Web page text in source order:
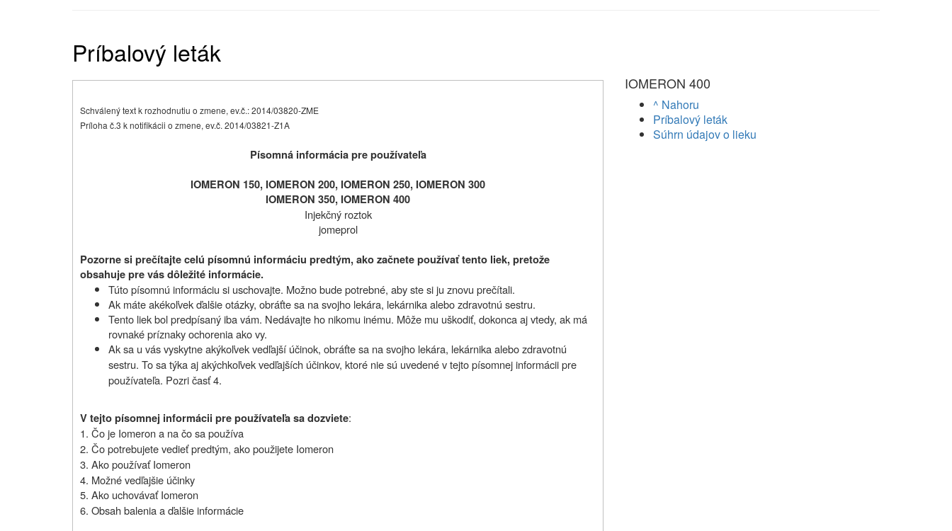
Príbalový leták
Schválený text k rozhodnutiu o zmene, ev.č.: 2014/03820-ZME
Príloha č.3 k notifikácii o zmene, ev.č. 2014/03821-Z1A
Písomná informácia pre používateľa
IOMERON 150, IOMERON 200, IOMERON 250, IOMERON 300
IOMERON 350, IOMERON 400
Injekčný roztok
jomeprol
Pozorne si prečítajte celú písomnú informáciu predtým, ako začnete používať tento liek, pretože
obsahuje pre vás dôležité informácie.
Túto písomnú informáciu si uschovajte. Možno bude potrebné, aby ste si ju znovu prečítali.
Ak máte akékoľvek ďalšie otázky, obráťte sa na svojho lekára, lekárnika alebo zdravotnú sestru.
Tento liek bol predpísaný iba vám. Nedávajte ho nikomu inému. Môže mu uškodiť, dokonca aj vtedy, ak má
rovnaké príznaky ochorenia ako vy.
Ak sa u vás vyskytne akýkoľvek vedľajší účinok, obráťte sa na svojho lekára, lekárnika alebo zdravotnú
sestru. To sa týka aj akýchkoľvek vedľajších účinkov, ktoré nie sú uvedené v tejto písomnej informácii pre
používateľa. Pozri časť 4.
V tejto písomnej informácii pre používateľa sa dozviete:
1. Čo je Iomeron a na čo sa používa
2. Čo potrebujete vedieť predtým, ako použijete Iomeron
3. Ako používať Iomeron
4. Možné vedľajšie účinky
5. Ako uchovávať Iomeron
6. Obsah balenia a ďalšie informácie
IOMERON 400
^ Nahoru
Príbalový leták
Súhrn údajov o lieku